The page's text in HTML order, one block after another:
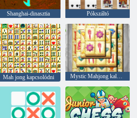
Shanghai-dinasztia Pókszáltó
Mah jong kapcsolódni Mystic Mahjong kalandok